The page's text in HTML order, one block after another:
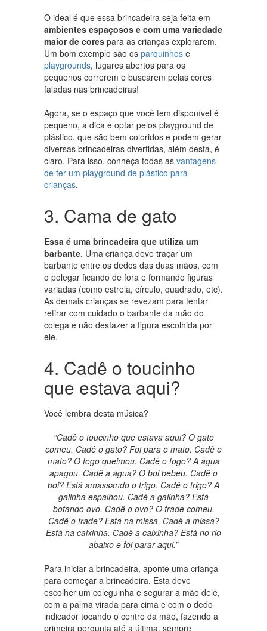
O ideal é que essa brincadeira seja feita em
ambientes espaçosos e com uma variedade
maior de cores para as crianças explorarem.
Um bom exemplo são os parquinhos e
playgrounds, lugares abertos para os
pequenos correrem e buscarem pelas cores
faladas nas brincadeiras!
Agora, se o espaço que você tem disponível é
pequeno, a dica é optar pelos playground de
plástico, que são bem coloridos e podem gerar
diversas brincadeiras divertidas, além desta, é
claro. Para isso, conheça todas as vantagens
de ter um playground de plástico para
crianças.
3. Cama de gato
Essa é uma brincadeira que utiliza um
barbante. Uma criança deve traçar um
barbante entre os dedos das duas mãos, com
o polegar ficando de fora e formando figuras
variadas (como estrela, círculo, quadrado, etc).
As demais crianças se revezam para tentar
retirar com cuidado o barbante da mão do
colega e não desfazer a figura escolhida por
ele.
4. Cadê o toucinho
que estava aqui?
Você lembra desta música?
“Cadê o toucinho que estava aqui? O gato
comeu. Cadê o gato? Foi para o mato. Cadê o
mato? O fogo queimou. Cadê o fogo? A água
apagou. Cadê a água? O boi bebeu. Cadê o
boi? Está amassando o trigo. Cadê o trigo? A
galinha espalhou. Cadê a galinha? Está
botando ovo. Cadê o ovo? O frade comeu.
Cadê o frade? Está na missa. Cadê a missa?
Está na caixinha. Cadê a caixinha? Está no rio
abaixo e foi parar aqui.”
Para iniciar a brincadeira, aponte uma criança
para começar a brincadeira. Esta deve
escolher um coleguinha e segurar a mão dele,
com a palma virada para cima e com o dedo
indicador tocando o centro da mão, fazendo a
primeira pergunta até a última, sempre